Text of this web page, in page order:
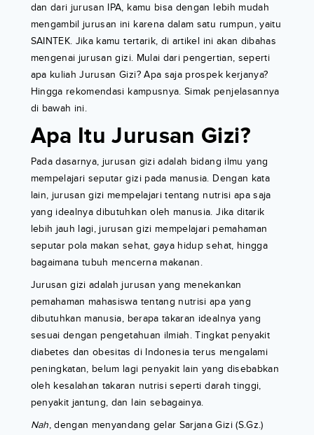
dan dari jurusan IPA, kamu bisa dengan lebih mudah
mengambil jurusan ini karena dalam satu rumpun, yaitu
SAINTEK. Jika kamu tertarik, di artikel ini akan dibahas
mengenai jurusan gizi. Mulai dari pengertian, seperti
apa kuliah Jurusan Gizi? Apa saja prospek kerjanya?
Hingga rekomendasi kampusnya. Simak penjelasannya
di bawah ini.
Apa Itu Jurusan Gizi?
Pada dasarnya, jurusan gizi adalah bidang ilmu yang
mempelajari seputar gizi pada manusia. Dengan kata
lain, jurusan gizi mempelajari tentang nutrisi apa saja
yang idealnya dibutuhkan oleh manusia. Jika ditarik
lebih jauh lagi, jurusan gizi mempelajari pemahaman
seputar pola makan sehat, gaya hidup sehat, hingga
bagaimana tubuh mencerna makanan.
Jurusan gizi adalah jurusan yang menekankan
pemahaman mahasiswa tentang nutrisi apa yang
dibutuhkan manusia, berapa takaran idealnya yang
sesuai dengan pengetahuan ilmiah. Tingkat penyakit
diabetes dan obesitas di Indonesia terus mengalami
peningkatan, belum lagi penyakit lain yang disebabkan
oleh kesalahan takaran nutrisi seperti darah tinggi,
penyakit jantung, dan lain sebagainya.
Nah, dengan menyandang gelar Sarjana Gizi (S.Gz.)